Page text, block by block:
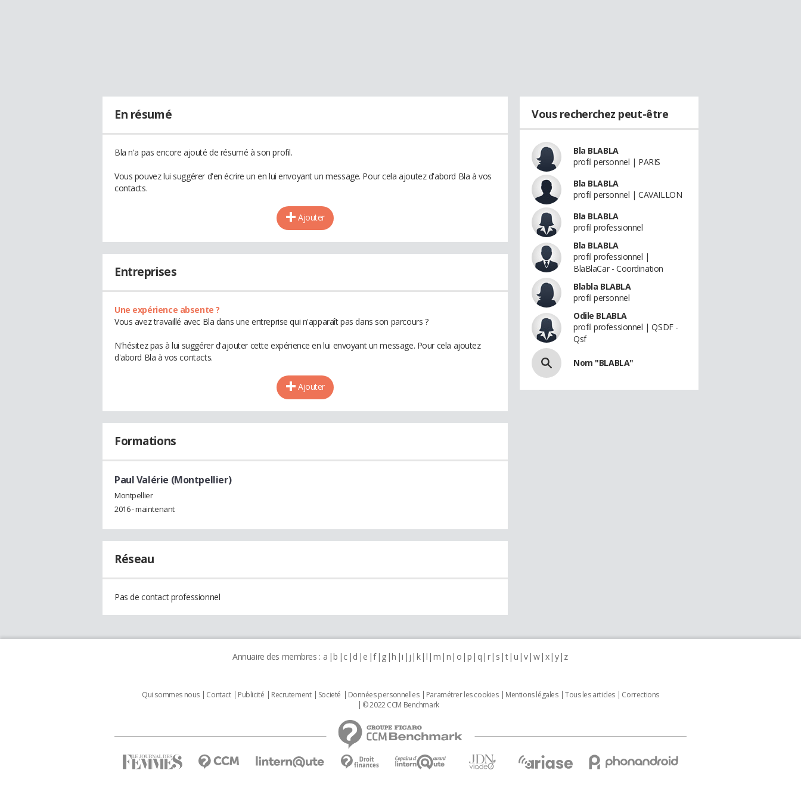
En résumé
Bla n'a pas encore ajouté de résumé à son profil.
Vous pouvez lui suggérer d'en écrire un en lui envoyant un message. Pour cela ajoutez d'abord Bla à vos
contacts.
Ajouter
Entreprises
Une expérience absente ?
Vous avez travaillé avec Bla dans une entreprise qui n'apparaît pas dans son parcours ?
N'hésitez pas à lui suggérer d'ajouter cette expérience en lui envoyant un message. Pour cela ajoutez
d'abord Bla à vos contacts.
Ajouter
Formations
Paul Valérie (Montpellier)
Montpellier
2016 - maintenant
Réseau
Pas de contact professionnel
Vous recherchez peut-être
Bla BLABLA
profil personnel | PARIS
Bla BLABLA
profil personnel | CAVAILLON
Bla BLABLA
profil professionnel
Bla BLABLA
profil professionnel |
BlaBlaCar - Coordination
Blabla BLABLA
profil personnel
Odile BLABLA
profil professionnel | QSDF -
Qsf
Nom "BLABLA"
Annuaire des membres : a b c d e f g h i j k l m n o p q r s t u v w x y z
Qui sommes nous Contact Publicité Recrutement Societé Données personnelles Paramétrer les cookies Mentions légales Tous les articles
Corrections
© 2022 CCM Benchmark